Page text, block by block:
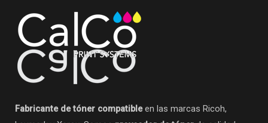
Fabricante de tóner compatibleen las marcas Ricoh,